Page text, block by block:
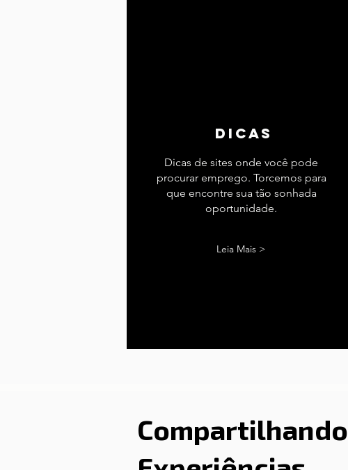
dicas
Dicas de sites onde você pode
procurar emprego. Torcemos para
que encontre sua tão sonhada
oportunidade.
Leia Mais >
Compartilhando